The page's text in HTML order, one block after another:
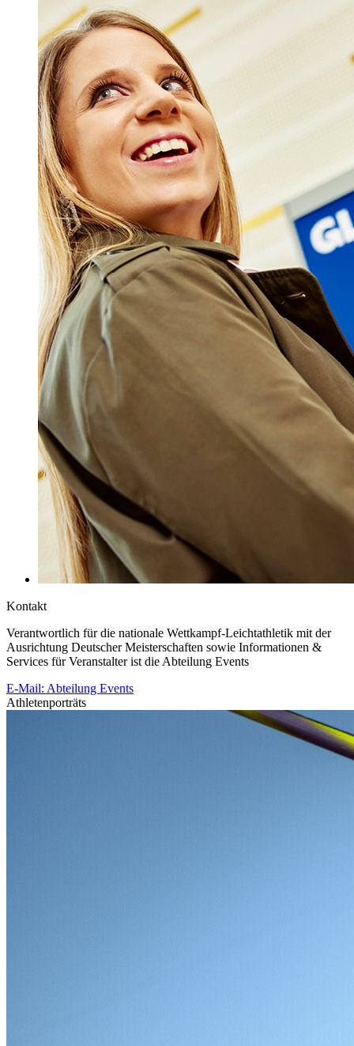
Kontakt
Verantwortlich für die nationale Wettkampf-Leichtathletik mit der
Ausrichtung Deutscher Meisterschaften sowie Informationen &
Services für Veranstalter ist die Abteilung Events
E-Mail: Abteilung Events
Athletenporträts